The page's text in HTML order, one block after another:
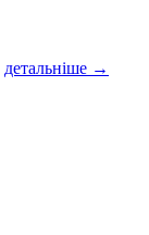
детальніше →